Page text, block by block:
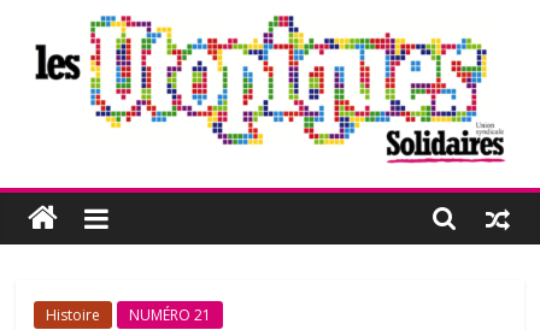
contenu
Les
Utopiques
RevueHistoire NUMÉRO 21